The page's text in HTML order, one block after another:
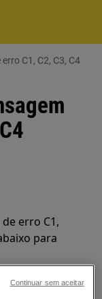
C1, C2, C3, C4
erro C1,
para
Continuar sem aceitar